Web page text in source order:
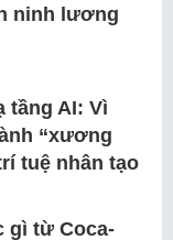
ninh lương
tầng AI: Vì
“xương
tuệ nhân tạo
gì từ Coca-